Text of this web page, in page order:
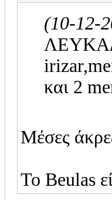
(10-12-
και 2
Μέσες
Το Beulas